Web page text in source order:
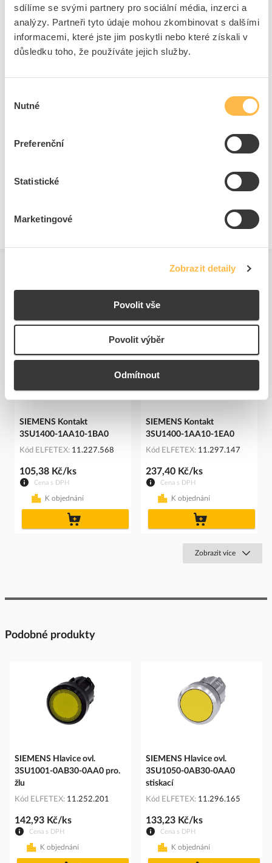
sdílíme se svými partnery pro sociální média, inzerci a
analýzy. Partneři tyto údaje mohou zkombinovat s dalšími
informacemi, které jste jim poskytli nebo které získali v
důsledku toho, že používáte jejich služby.
souhlasu
Nutné
Preferenční
Statistické
Marketingové
Zobrazit detaily
Povolit vše
Povolit výběr
Odmítnout
Přední kryty pro tlačítka
22.3 mm
Možnost osvětlení
Ano
Krytí (IP), přední strana
S čelním kroužkem
SIEMENS Kontakt
3SU1400-1AA10-1BA0
Kód ELFETEX 11.227.568
Cena s DPH
105,38 Kč/ks
K objednání
SIEMENS Kontakt
3SU1400-1AA10-1EA0
Kód ELFETEX 11.297.147
Cena s DPH
237,40 Kč/ks
K objednání
Zobrazit více
Podobné produkty
SIEMENS Hlavice ovl.
3SU1001-0AB30-0AA0 pro.
žlu
Kód ELFETEX 11.252.201
Cena s DPH
142,93 Kč/ks
K objednání
SIEMENS Hlavice ovl.
3SU1050-0AB30-0AA0
stiskací
Kód ELFETEX 11.296.165
Cena s DPH
133,23 Kč/ks
K objednání